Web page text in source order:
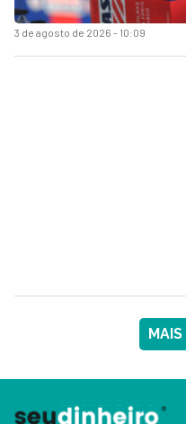
3 de agosto de 2026 - 10:09